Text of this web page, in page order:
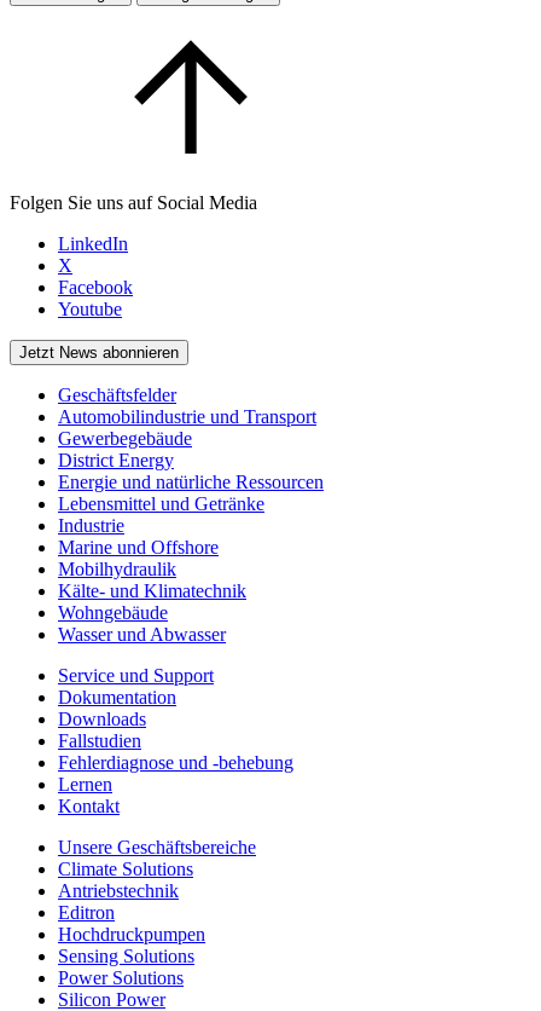
Folgen Sie uns auf Social Media
LinkedIn
X
Facebook
Youtube
Jetzt News abonnieren
Geschäftsfelder
Automobilindustrie und Transport
Gewerbegebäude
District Energy
Energie und natürliche Ressourcen
Lebensmittel und Getränke
Industrie
Marine und Offshore
Mobilhydraulik
Kälte- und Klimatechnik
Wohngebäude
Wasser und Abwasser
Service und Support
Dokumentation
Downloads
Fallstudien
Fehlerdiagnose und -behebung
Lernen
Kontakt
Unsere Geschäftsbereiche
Climate Solutions
Antriebstechnik
Editron
Hochdruckpumpen
Sensing Solutions
Power Solutions
Silicon Power